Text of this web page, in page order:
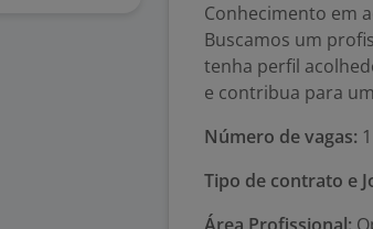
Conhecimento em
Buscamos um
tenha perfil
e contribua para
Número de vagas: 1
Tipo de contrato e